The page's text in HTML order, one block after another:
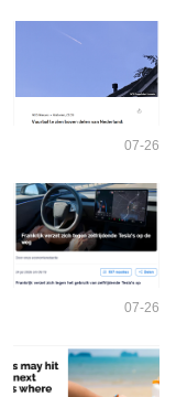
07-26
07-26